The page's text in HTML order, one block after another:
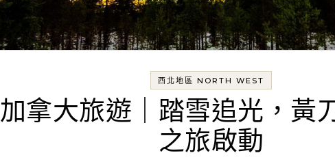
西北地區 NORTH WEST
加拿大旅遊｜踏雪追光，黃
之旅啟動